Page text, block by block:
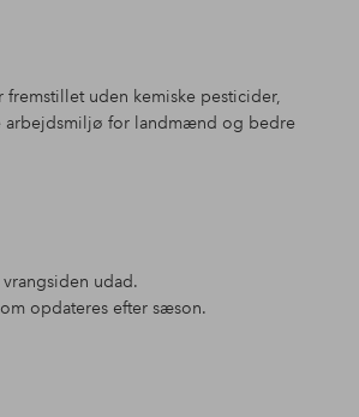
uden kemiske pesticider,
arbejdsmiljø for landmænd og bedre
vrangsiden udad.
opdateres efter sæson.